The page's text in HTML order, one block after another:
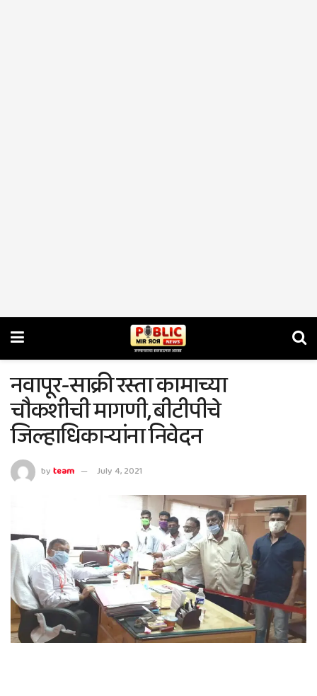
नवापूर-साक्री रस्ता कामाच्या
चौकशीची मागणी, बीटीपीचे
जिल्हाधिकार्‍यांना निवेदन
byteam July 4, 2021